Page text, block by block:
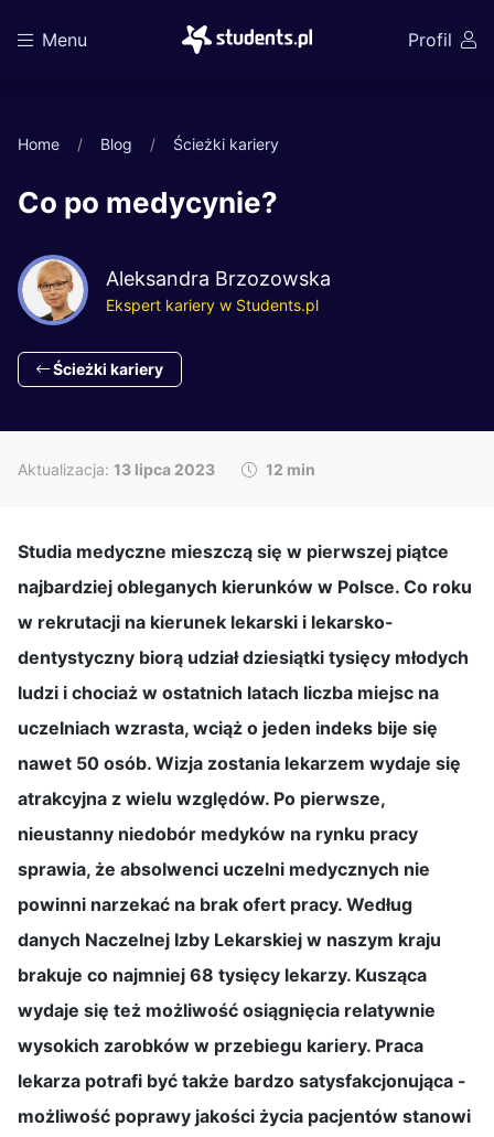
Menu Profil
Home Blog Ścieżki kariery
Co po medycynie?
Aleksandra Brzozowska
Ekspert kariery w Students.pl
Ścieżki kariery
Aktualizacja: 13 lipca 2023 12 min
Studia medyczne mieszczą się w pierwszej piątce
najbardziej obleganych kierunków w Polsce. Co roku
w rekrutacji na kierunek lekarski i lekarsko-
dentystyczny biorą udział dziesiątki tysięcy młodych
ludzi i chociaż w ostatnich latach liczba miejsc na
uczelniach wzrasta, wciąż o jeden indeks bije się
nawet 50 osób. Wizja zostania lekarzem wydaje się
atrakcyjna z wielu względów. Po pierwsze,
nieustanny niedobór medyków na rynku pracy
sprawia, że absolwenci uczelni medycznych nie
powinni narzekać na brak ofert pracy. Według
danych Naczelnej Izby Lekarskiej w naszym kraju
brakuje co najmniej 68 tysięcy lekarzy. Kusząca
wydaje się też możliwość osiągnięcia relatywnie
wysokich zarobków w przebiegu kariery. Praca
lekarza potrafi być także bardzo satysfakcjonująca -
możliwość poprawy jakości życia pacjentów stanowi